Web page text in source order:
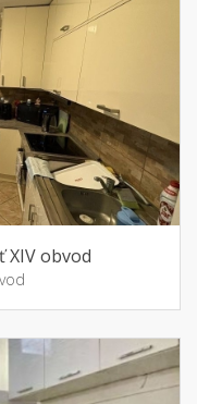
XIV obvod